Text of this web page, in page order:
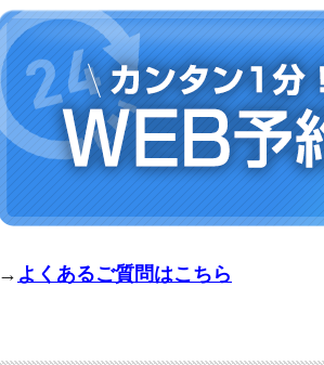
→ よくあるご質問はこちら